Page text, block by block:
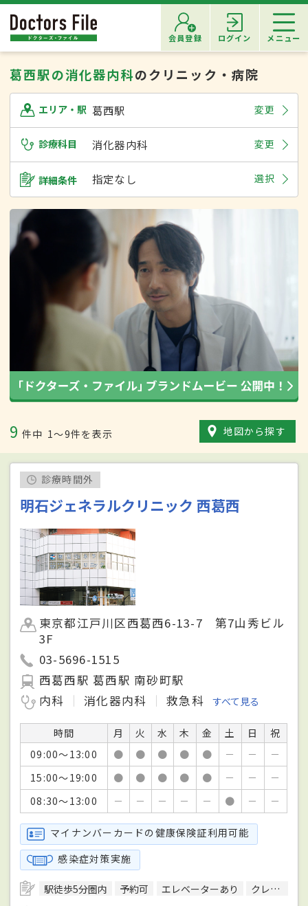
会員登録 ログイン メニュー
葛西駅の消化器内科のクリニック・病院
エリア・駅 葛西駅 変更
診療科目 消化器内科 変更
詳細条件 指定なし 選択
9 件中 1〜9件を表示 地図から探す
診療時間外
明石ジェネラルクリニック 西葛西
東京都江戸川区西葛西6-13-7 第7山秀ビル
3F
03-5696-1515
西葛西駅 葛西駅 南砂町駅
内科
消化器内科 救急科 すべて見る
時間 月 火 水 木 金 土 日
祝
09:00～13:00
● ● ● ● ● － －
－
15:00～19:00
● ● ● ● ● － －
－
08:30～13:00
－ － － － － ● － －
マイナンバーカードの健康保険証利用可能
感染症対策実施
駅徒歩5分圏内 予約可 エレベーターあり
クレジットカード対応